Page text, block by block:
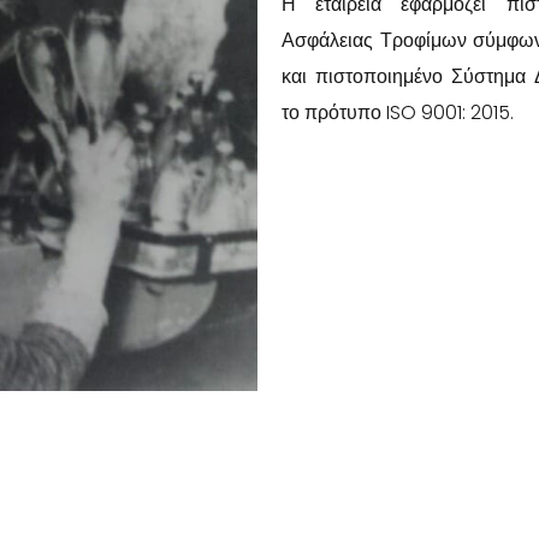
Ασφάλειας Τροφίμων
και πιστοποιημένο
το πρότυπο ISO 9001: 2015.